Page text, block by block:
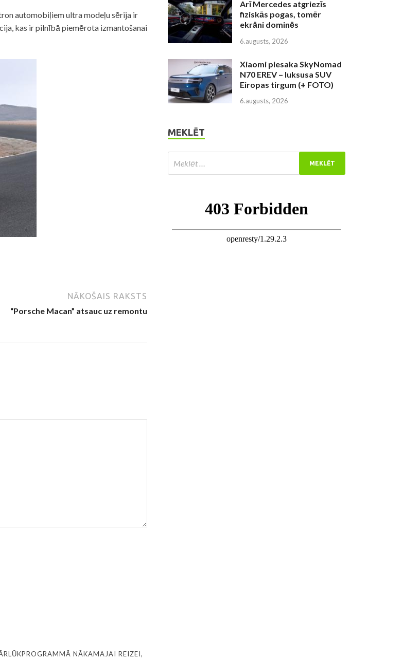
automobiļiem ultra modeļu sērija ir
kas ir pilnībā piemērota izmantošanai
NĀKOŠAIS RAKSTS
“Porsche Macan” atsauc uz remontu
NĀKAMAJAI REIZEI,
Arī Mercedes atgriezīs
fiziskās pogas, tomēr
ekrāni dominēs
6.augusts, 2026
Xiaomi piesaka SkyNomad
N70 EREV – luksusa SUV
Eiropas tirgum (+ FOTO)
6.augusts, 2026
MEKLĒT